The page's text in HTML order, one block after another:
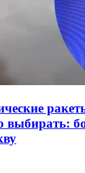
выбирать: